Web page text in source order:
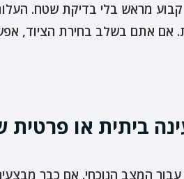
קבוע מראש בלי בדיקת שטח.
אם אתם בשלב בחירת הציוד,
ביתית או
עבור המצב הנוכחי. אם כבר